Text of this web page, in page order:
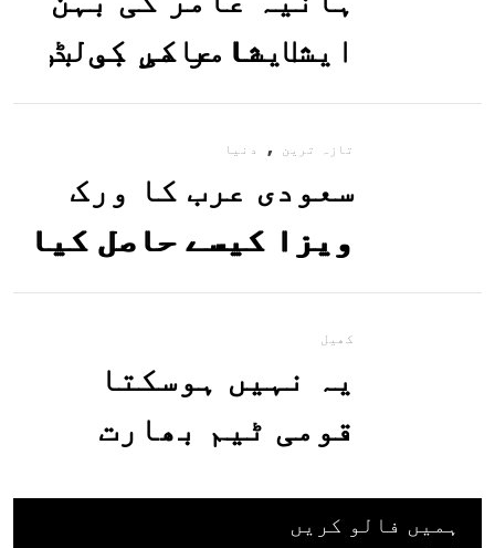
ایشا عامر کی بولڈ
تصاویر وائرل ہو
گئیں
تازہ ترین , دنیا
سعودی عرب کا ورک
ویزا کیسے حاصل کیا
جاسکتا ہے؟جانیے
کھیل
یہ نہیں ہوسکتا
قومی ٹیم بھارت
بھارتی ٹیم پاکستانہمیں فالو کریں